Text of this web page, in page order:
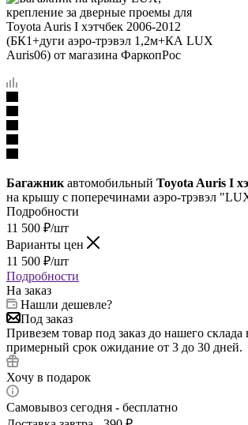
Багажник автомобильный Toyota Auris I
на крышу с поперечинами аэро-трэвэл
Подробности
11 500 ₽/шт
Варианты цен
11 500 ₽/шт
Подробности
На заказ
Нашли дешевле?
Под заказ
Привезем товар под заказ до нашего
примерный срок ожидание от 3 до 30 дней.
Хочу в подарок
Самовывоз сегодня - бесплатно